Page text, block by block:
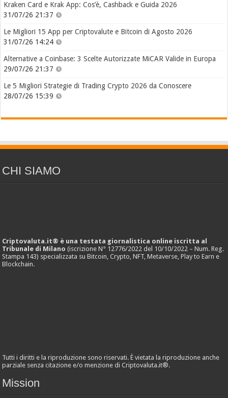
Kraken Card e Krak App: Cos’è, Cashback e Guida 2026
31/07/26 21:37
Le Migliori 15 App per Criptovalute e Bitcoin di Agosto 2026
31/07/26 14:24
Alternative a Coinbase: 3 Scelte Autorizzate MiCAR Valide in Europa
29/07/26 21:37
Le 5 Migliori Strategie di Trading Crypto 2026 da Conoscere
28/07/26 15:39
CHI SIAMO
Criptovaluta.it® è una testata giornalistica online iscritta al
Tribunale di Milano (iscrizione N° 12776/2022 del 10/10/2022 – Num. Reg.
Stampa 143) specializzata su Bitcoin, Crypto, NFT, Metaverse, Play to Earn e
Blockchain.
Tutti i diritti e la riproduzione sono riservati. È vietata la riproduzione anche
parziale senza citazione e/o menzione di Criptovaluta.it®.
Mission